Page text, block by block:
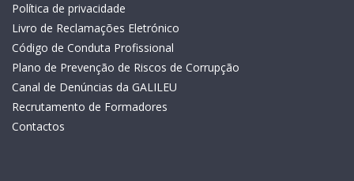
Política de privacidade
Livro de Reclamações Eletrónico
Código de Conduta Profissional
Plano de Prevenção de Riscos de Corrupção
Canal de Denúncias da GALILEU
Recrutamento de Formadores
Contactos